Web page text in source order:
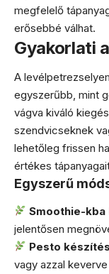
megfelelő
erősebbé válhat.
Gyakorlati
A
egyszerűbb, mint
vágva kiváló
szendvicseknek
lehetőleg frissen
értékes
Egyszerű
Smoothie-
jelentősen
Pesto
vagy azzal keverve